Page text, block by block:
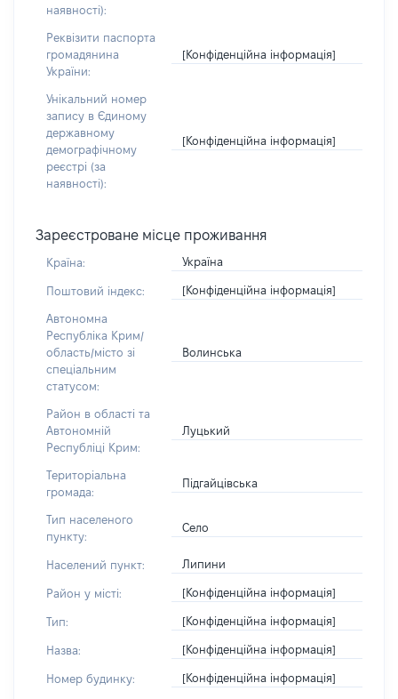
наявності):
Реквізити паспорта
громадянина
України:
[Конфіденційна інформація]
Унікальний номер
запису в Єдиному
державному
демографічному
реєстрі (за
наявності):
[Конфіденційна інформація]
Зареєстроване місце проживання
Країна: Україна
Поштовий індекс: [Конфіденційна інформація]
Автономна
Республіка Крим/
область/місто зі
спеціальним
статусом:
Волинська
Район в області та
Автономній
Республіці Крим:
Луцький
Територіальна
громада:
Підгайцівська
Тип населеного
пункту:
Село
Населений пункт: Липини
Район у місті: [Конфіденційна інформація]
Тип: [Конфіденційна інформація]
Назва: [Конфіденційна інформація]
Номер будинку: [Конфіденційна інформація]